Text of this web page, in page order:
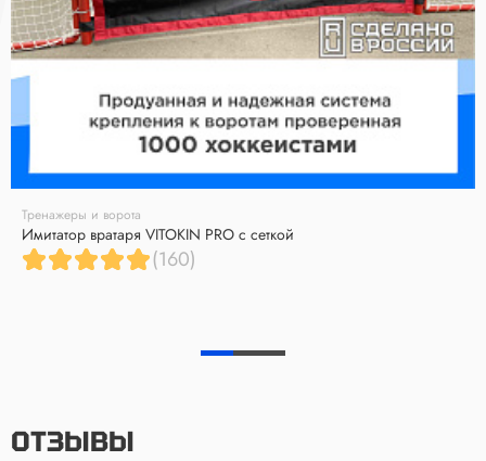
Тренажеры и ворота
Имитатор вратаря VITOKIN PRO с сеткой
(160)
ОТЗЫВЫ